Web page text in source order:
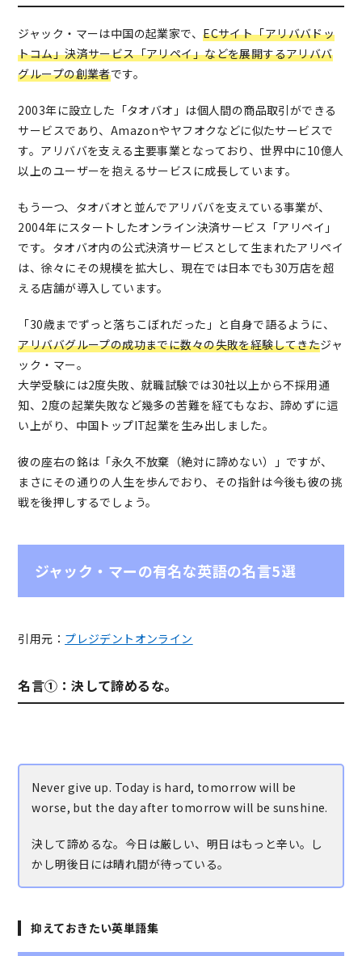
ジャック・マーは中国の起業家で、ECサイト「アリババドッ
トコム」決済サービス「アリペイ」などを展開するアリババ
グループの創業者です。
2003年に設立した「タオバオ」は個人間の商品取引ができる
サービスであり、Amazonやヤフオクなどに似たサービスで
す。アリババを支える主要事業となっており、世界中に10億人
以上のユーザーを抱えるサービスに成長しています。
もう一つ、タオバオと並んでアリババを支えている事業が、
2004年にスタートしたオンライン決済サービス「アリペイ」
です。タオバオ内の公式決済サービスとして生まれたアリペイ
は、徐々にその規模を拡大し、現在では日本でも30万店を超
える店舗が導入しています。
「30歳までずっと落ちこぼれだった」と自身で語るように、
アリババグループの成功までに数々の失敗を経験してきたジャ
ック・マー。
大学受験には2度失敗、就職試験では30社以上から不採用通
知、2度の起業失敗など幾多の苦難を経てもなお、諦めずに這
い上がり、中国トップIT起業を生み出しました。
彼の座右の銘は「永久不放棄（絶対に諦めない）」ですが、
まさにその通りの人生を歩んでおり、その指針は今後も彼の挑
戦を後押しするでしょう。
ジャック・マーの有名な英語の名言5選
引用元： プレジデントオンライン
名言①：決して諦めるな。
Never give up. Today is hard, tomorrow will be
worse, but the day after tomorrow will be sunshine.
決して諦めるな。今日は厳しい、明日はもっと辛い。し
かし明後日には晴れ間が待っている。
抑えておきたい英単語集